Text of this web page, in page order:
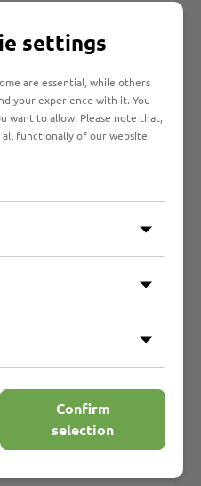
bei der ARGE.
ist
und begleiten Sie.
Träger anerkannt. Wir
wohnen.
settings
are essential, while others
your experience with it. You
want to allow. Please note that,
functionaliy of our website
Confirm
selection